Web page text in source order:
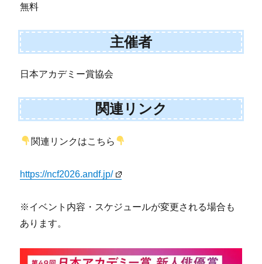
無料
主催者
日本アカデミー賞協会
関連リンク
関連リンクはこちら
https://ncf2026.andf.jp/
※イベント内容・スケジュールが変更される場合も
あります。